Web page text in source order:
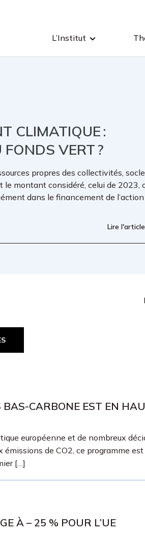
L’Institut
CLIMATIQUE :
VERT ?
propres des collectivités,
le montant considéré, celui de 2023,
dans le financement de l’action
Lire l'article
CARBONE EST EN
européenne et de nombreux
de CO2, ce programme
[…]
À – 25 % POUR L’UE